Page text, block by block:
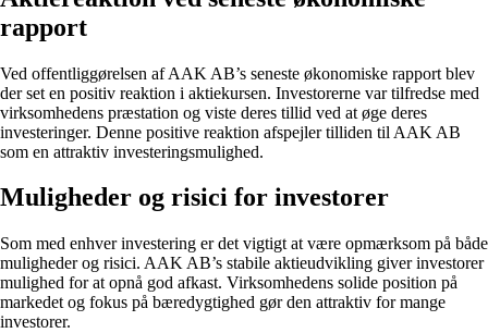
rapport
Ved offentliggørelsen af AAK AB’s seneste økonomiske rapport blev
der set en positiv reaktion i aktiekursen. Investorerne var tilfredse med
virksomhedens præstation og viste deres tillid ved at øge deres
investeringer. Denne positive reaktion afspejler tilliden til AAK AB
som en attraktiv investeringsmulighed.
Muligheder og risici for investorer
Som med enhver investering er det vigtigt at være opmærksom på både
muligheder og risici. AAK AB’s stabile aktieudvikling giver investorer
mulighed for at opnå god afkast. Virksomhedens solide position på
markedet og fokus på bæredygtighed gør den attraktiv for mange
investorer.